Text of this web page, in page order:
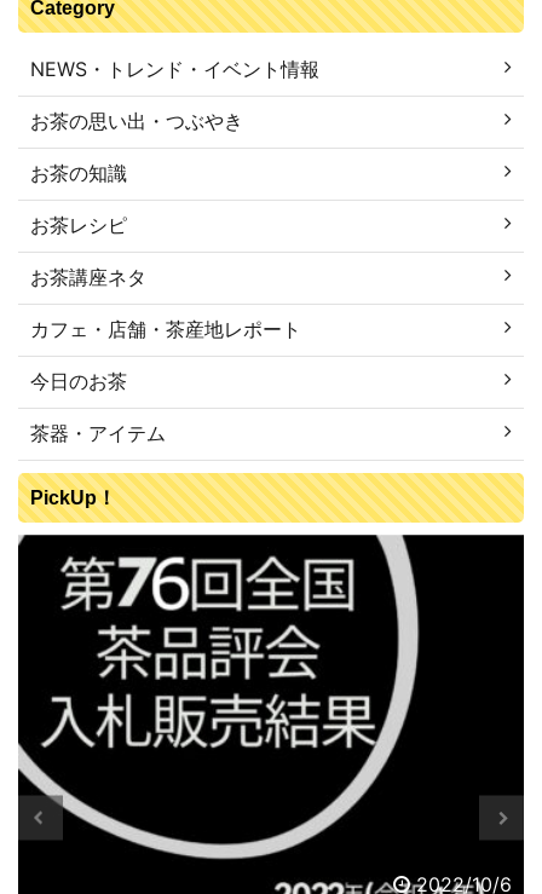
Category
NEWS・トレンド・イベント情報
お茶の思い出・つぶやき
お茶の知識
お茶レシピ
お茶講座ネタ
カフェ・店舗・茶産地レポート
今日のお茶
茶器・アイテム
PickUp！
2022/10/6